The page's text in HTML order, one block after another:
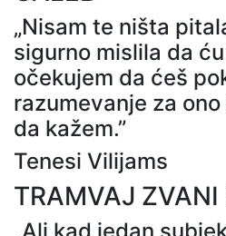
„Nisam te ništa
sigurno mislila da
očekujem da ćeš
razumevanje za
da kažem.”
Tenesi Vilijams
TRAMVAJ ZVANI
„Ali kad jedan